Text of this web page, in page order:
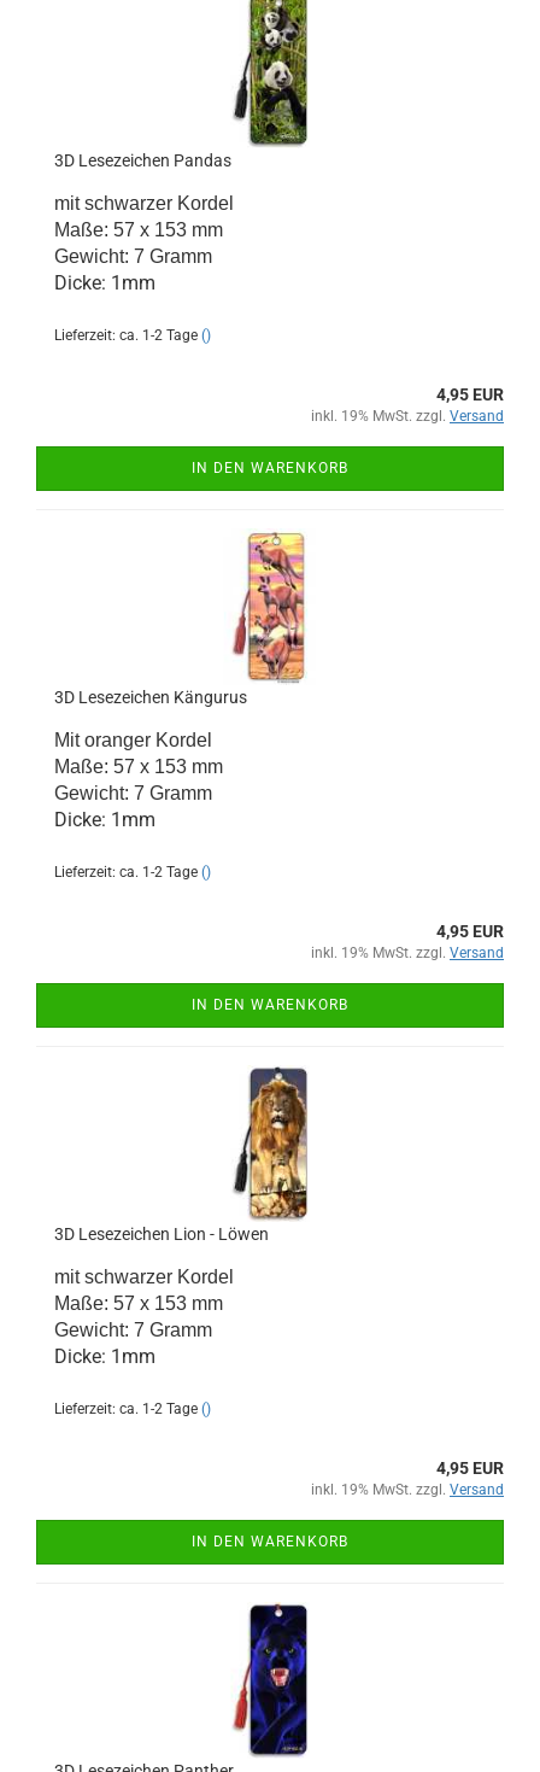
3D Lesezeichen Pandas
mit schwarzer Kordel
Maße: 57 x 153 mm
Gewicht: 7 Gramm
Dicke: 1mm
Lieferzeit: ca. 1-2 Tage ()
4,95 EUR
inkl. 19% MwSt. zzgl. Versand
IN DEN WARENKORB
3D Lesezeichen Kängurus
Mit oranger Kordel
Maße: 57 x 153 mm
Gewicht: 7 Gramm
Dicke: 1mm
Lieferzeit: ca. 1-2 Tage ()
4,95 EUR
inkl. 19% MwSt. zzgl. Versand
IN DEN WARENKORB
3D Lesezeichen Lion - Löwen
mit schwarzer Kordel
Maße: 57 x 153 mm
Gewicht: 7 Gramm
Dicke: 1mm
Lieferzeit: ca. 1-2 Tage ()
4,95 EUR
inkl. 19% MwSt. zzgl. Versand
IN DEN WARENKORB